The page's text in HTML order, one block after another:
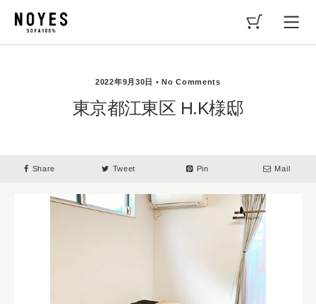
2022年9月30日 • No Comments
東京都江東区 H.K様邸
Share Tweet Pin Mail